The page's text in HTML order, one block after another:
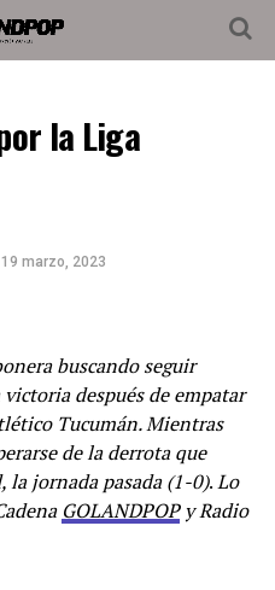
la Liga
19 marzo, 2023
buscando seguir
después de empatar
Tucumán. Mientras
de la derrota que
la jornada pasada (1-0).Lo
GOLANDPOPy Radio